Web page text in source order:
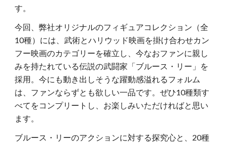
す。
今回、弊社オリジナルのフィギュアコレクション（全
10種）には、武術とハリウッド映画を掛け合わせカン
フー映画のカテゴリーを確立し、今なおファンに親し
みを持たれている伝説の武闘家「ブルース・リー」を
採用。今にも動き出しそうな躍動感溢れるフォルム
は、ファンならずとも欲しい一品です。ぜひ10種類す
べてをコンプリートし、お楽しみいただければと思い
ます。
ブルース・リーのアクションに対する探究心と、20種